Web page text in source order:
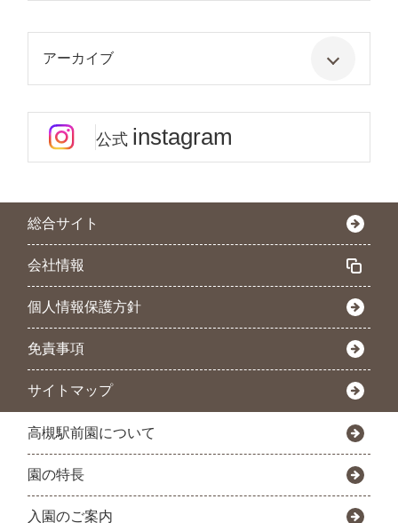
アーカイブ
公式 instagram
総合サイト
会社情報
個人情報保護方針
免責事項
サイトマップ
高槻駅前園について
園の特長
入園のご案内